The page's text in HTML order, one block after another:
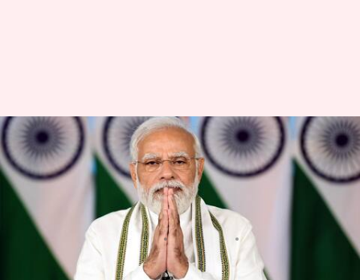
மோதல்களால்
பாதிக்கப்பட்ட
மணிப்பூருக்கு நாளை
பிரதமர் மோடி பயணம்
எழுதியவர் Venkatalakshmi V Sep 12, 2025 03:23 pm